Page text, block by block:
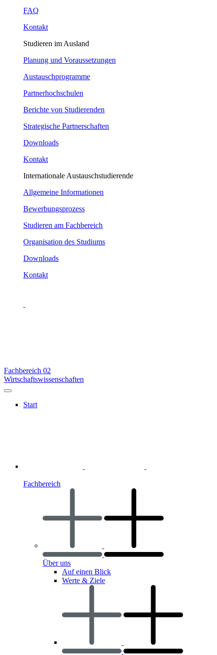
FAQ
Kontakt
Studieren im Ausland
Planung und Voraussetzungen
Austauschprogramme
Partnerhochschulen
Berichte von Studierenden
Strategische Partnerschaften
Downloads
Kontakt
Internationale Austauschstudierende
Allgemeine Informationen
Bewerbungsprozess
Studieren am Fachbereich
Organisation des Studiums
Downloads
Kontakt
Fachbereich 02
Wirtschaftswissenschaften
Start
Fachbereich
Über uns
Auf einen Blick
Werte & Ziele